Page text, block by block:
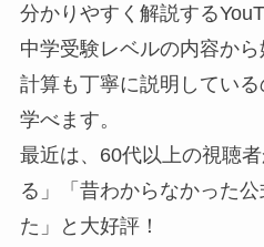
分かりやすく解説する
中学受験レベルの内容か
計算も丁寧に説明してい
学べます。
最近は、60代以上の視聴
る」「昔わからなかった
た」と大好評！